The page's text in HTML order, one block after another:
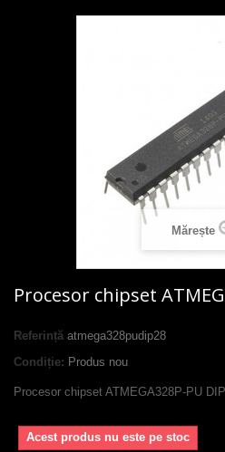
Mărește
Procesor chipset
Referință atmega328pudip28
Condiție: Produs nou
Procesor chipset ATMEGA328P-PU
Acest produs nu este pe stoc